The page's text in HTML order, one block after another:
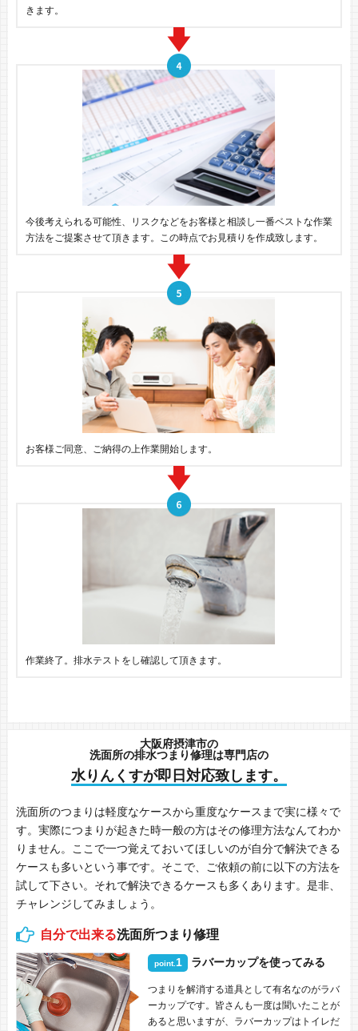
きます。
今後考えられる可能性、リスクなどをお客様と相談し一番ベストな作業
方法をご提案させて頂きます。この時点でお見積りを作成致します。
お客様ご同意、ご納得の上作業開始します。
作業終了。排水テストをし確認して頂きます。
大阪府摂津市の
洗面所の排水つまり修理は専門店の
水りんくすが即日対応致します。
洗面所のつまりは軽度なケースから重度なケースまで実に様々で
す。実際につまりが起きた時一般の方はその修理方法なんてわか
りません。ここで一つ覚えておいてほしいのが自分で解決できる
ケースも多いという事です。そこで、ご依頼の前に以下の方法を
試して下さい。それで解決できるケースも多くあります。是非、
チャレンジしてみましょう。
自分で出来る洗面所つまり修理
point. 1 ラバーカップを使ってみる
つまりを解消する道具として有名なのがラバ
ーカップです。皆さんも一度は聞いたことが
あると思いますが、ラバーカップはトイレだ